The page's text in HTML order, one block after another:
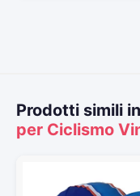
Prodotti simili in
per Ciclismo